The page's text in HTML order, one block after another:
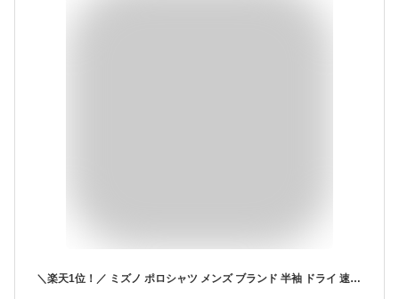
＼楽天1位！／ ミズノ ポロシャツ メンズ ブランド 半袖 ドライ 速乾 立ち襟 ゲームシャツ 黒 白 紺 青 緑 黄色 橙色 赤 桃色 Mizuno 32MA9670 大きいサイズ 有 ゴルフ スポーツウェア トレーニングウェア スポーツ おしゃれ